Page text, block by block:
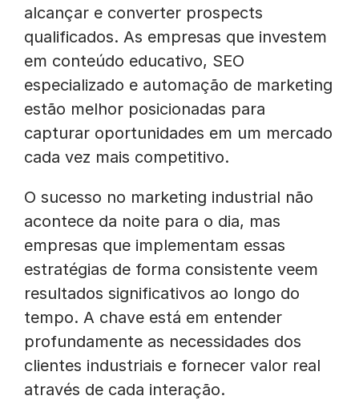
alcançar e converter prospects
qualificados. As empresas que investem
em conteúdo educativo, SEO
especializado e automação de marketing
estão melhor posicionadas para
capturar oportunidades em um mercado
cada vez mais competitivo.
O sucesso no marketing industrial não
acontece da noite para o dia, mas
empresas que implementam essas
estratégias de forma consistente veem
resultados significativos ao longo do
tempo. A chave está em entender
profundamente as necessidades dos
clientes industriais e fornecer valor real
através de cada interação.